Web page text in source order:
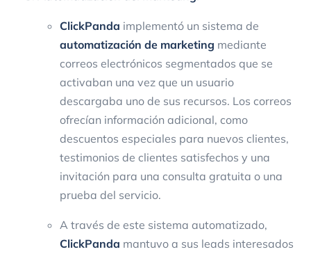
ClickPanda implementó un sistema de
automatización de marketing mediante
correos electrónicos segmentados que se
activaban una vez que un usuario
descargaba uno de sus recursos. Los correos
ofrecían información adicional, como
descuentos especiales para nuevos clientes,
testimonios de clientes satisfechos y una
invitación para una consulta gratuita o una
prueba del servicio.
A través de este sistema automatizado,
ClickPanda mantuvo a sus leads interesados